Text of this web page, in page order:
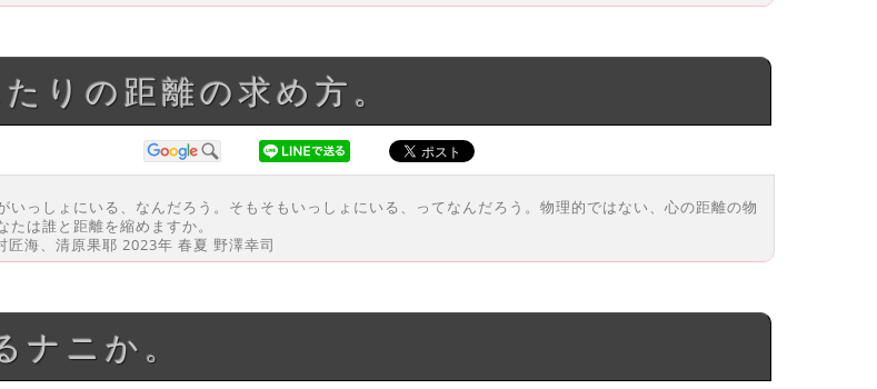
りの距離の求め方。
っしょにいる、なんだろう。そもそもいっしょにいる、ってなんだろう。物理的ではない、心の距離の物
は誰と距離を縮めますか。
海、清原果耶 2023年 春夏 野澤幸司
ナニか。